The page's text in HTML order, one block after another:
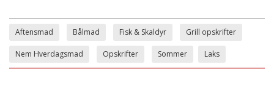
Aftensmad Bålmad Fisk & Skaldyr Grill opskrifter
Nem Hverdagsmad Opskrifter Sommer Laks